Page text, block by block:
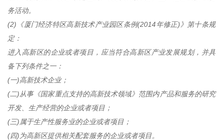
务活动。
(2)《厦门经济特区高新技术产业园区条例(2014年修正)》第十条规
定：
进入高新区的企业或者项目，应当符合高新区产业发展规划，并具
备下列条件之一：
(一)高新技术企业；
(二)从事《国家重点支持的高新技术领域》范围内产品和服务的研究
开发、生产经营的企业或者项目；
(三)属于生产性服务业的企业或者项目；
(四)为高新区提供相关配套服务的企业或者项目。